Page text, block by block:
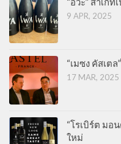
9 APR, 2025
“เมซง คัสเต
17 MAR, 2025
“โรเบิร์ต มอ
ใหม่